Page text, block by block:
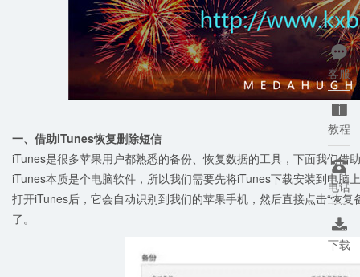
一、借助iTunes恢复删除短信
iTunes是很多苹果用户都熟悉的备份、恢复数据的工具，下面我们借
iTunes本质是个电脑软件，所以我们需要先将iTunes下载安装到电脑
打开iTunes后，它会自动识别到我们的苹果手机，然后直接点击“恢
了。

客服

教程

电话

下载